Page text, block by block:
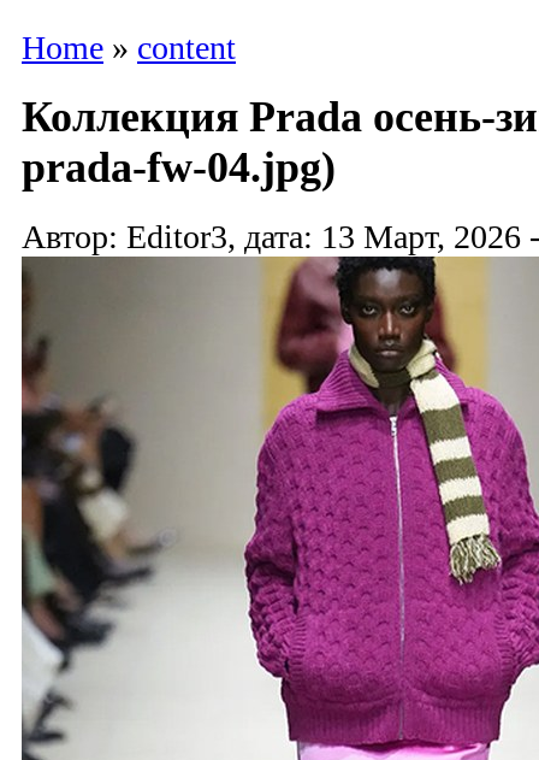
Home » content
Коллекция Prada осень-
prada-fw-04.jpg)
Автор: Editor3, дата: 13 Март, 2026